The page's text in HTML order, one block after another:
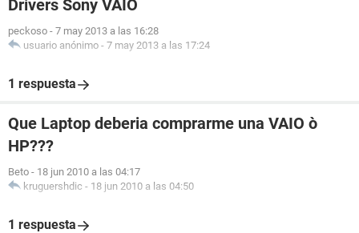
Drivers Sony VAIO
peckoso - 7 may 2013 a las 16:28
usuario anónimo - 7 may 2013 a las 17:24
1 respuesta
Que Laptop deberia comprarme una VAIO ò
HP???
Beto - 18 jun 2010 a las 04:17
kruguershdic - 18 jun 2010 a las 04:50
1 respuesta